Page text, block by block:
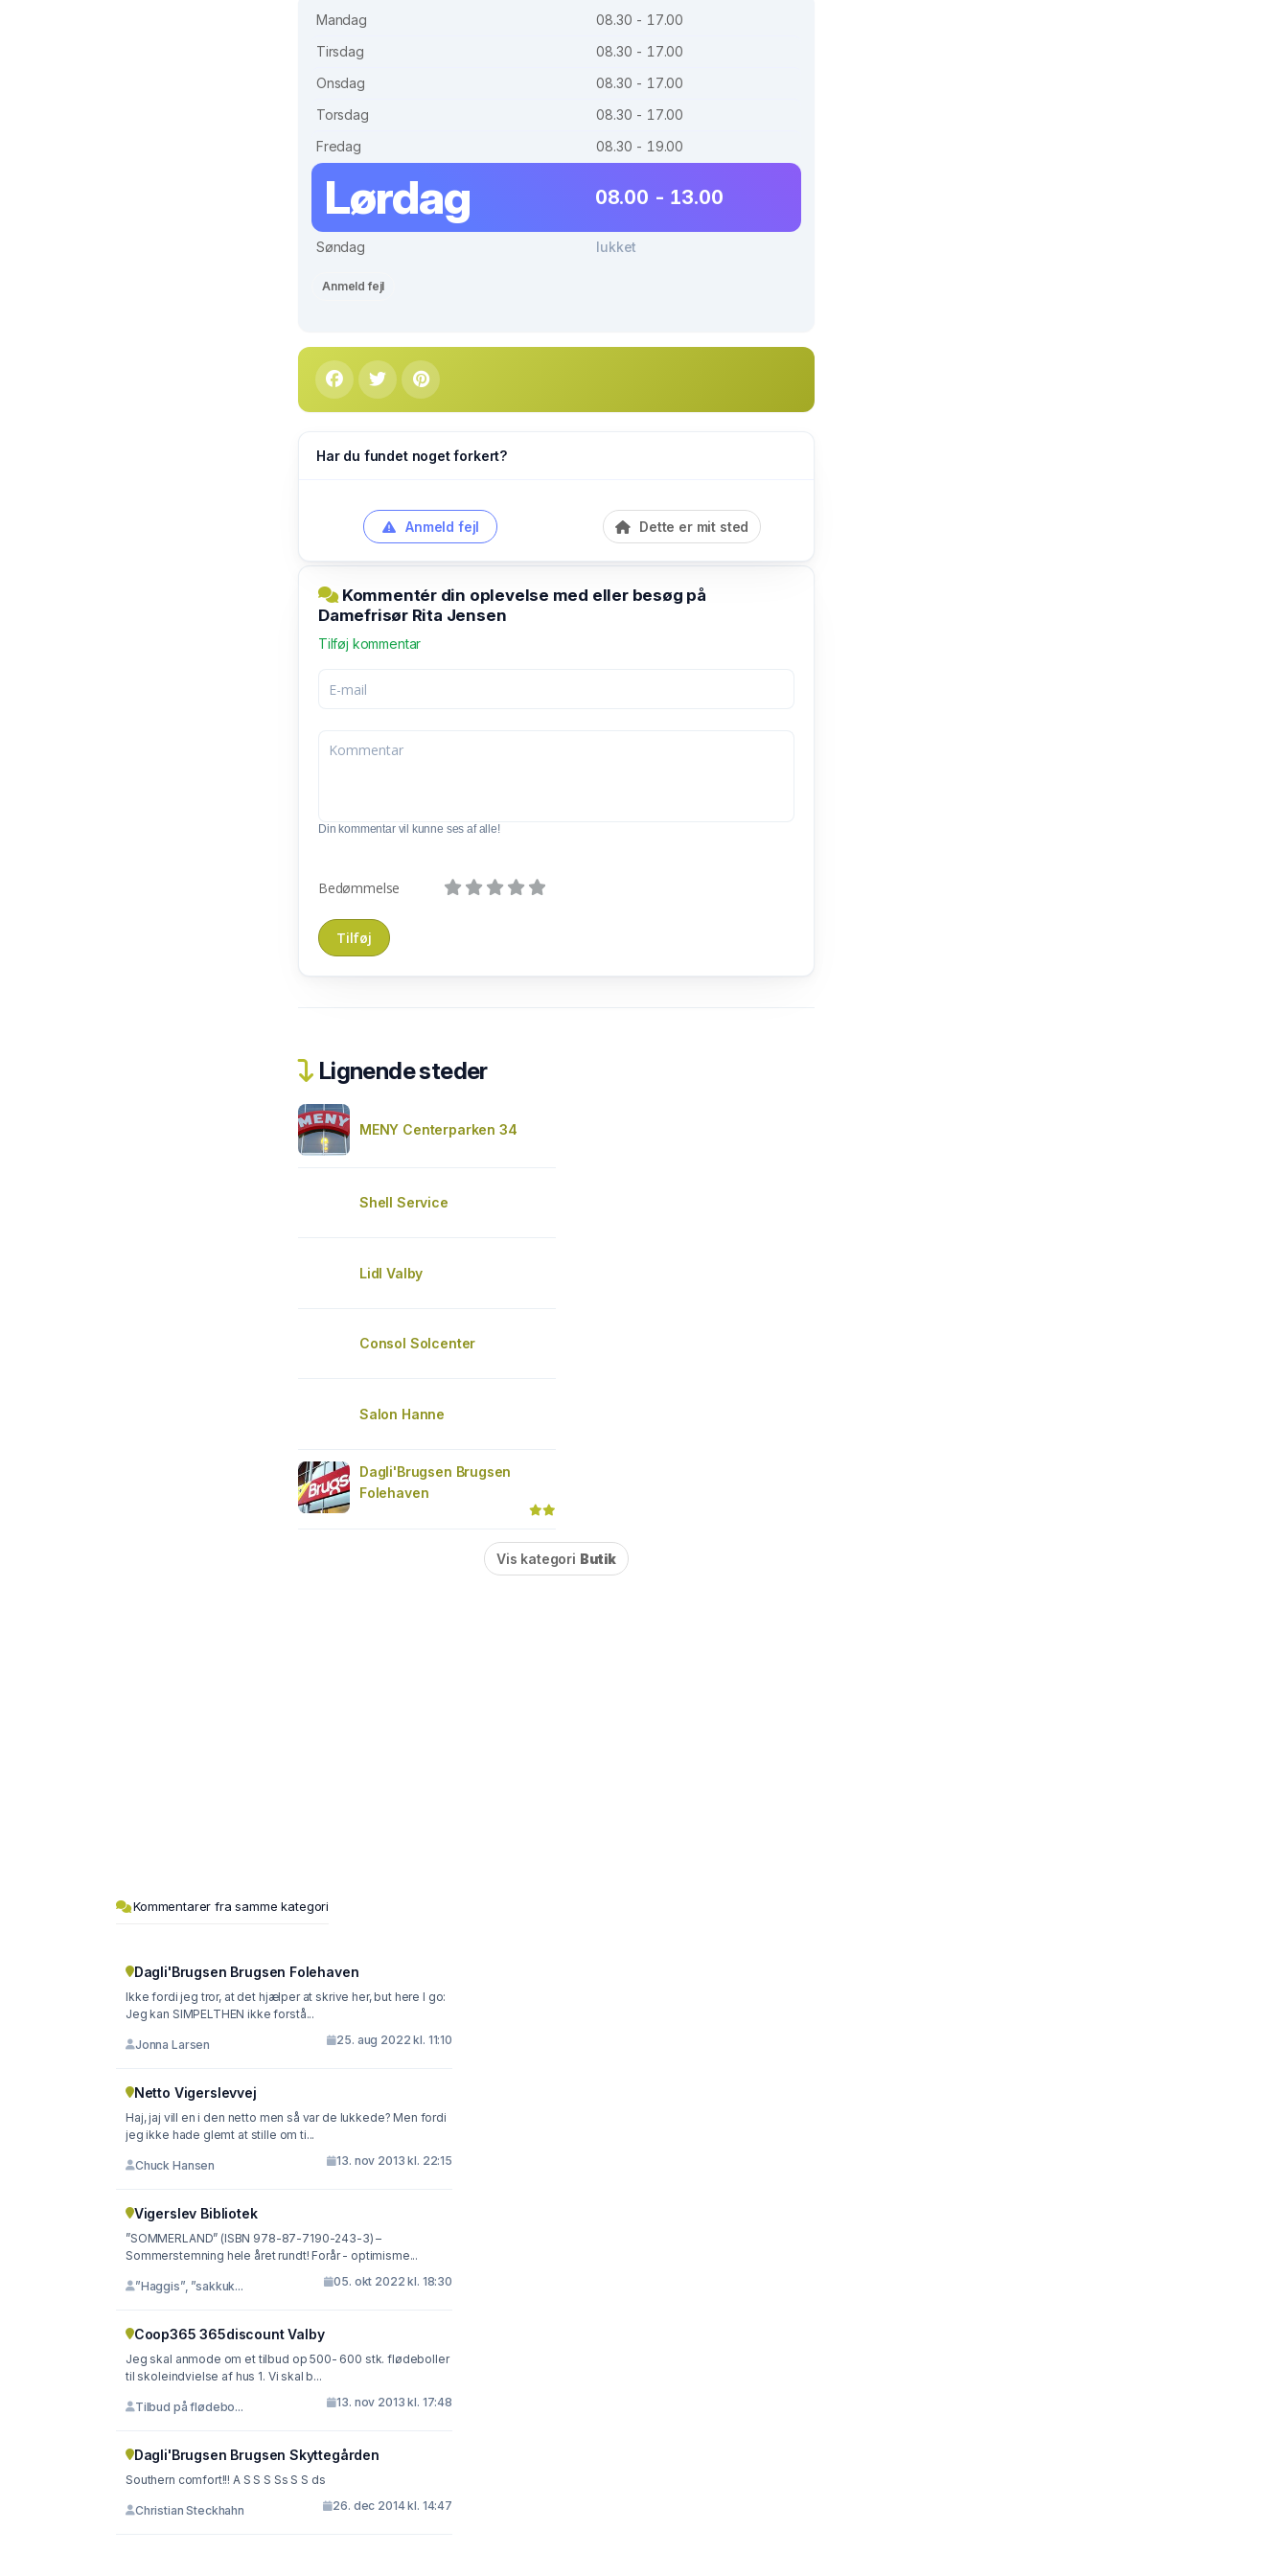
Mandag
08.30 - 17.00
Tirsdag
08.30 - 17.00
Onsdag
08.30 - 17.00
Torsdag
08.30 - 17.00
Fredag
08.30 - 19.00
Lørdag 08.00 - 13.00
Søndag lukket
Anmeld fejl
Har du fundet noget forkert?
Anmeld fejl Dette er mit sted
Kommentér din oplevelse med eller besøg på
Damefrisør Rita Jensen
Tilføj kommentar
Din kommentar vil kunne ses af alle!
Bedømmelse
Lignende steder
MENY Centerparken 34
Shell Service
Lidl Valby
Consol Solcenter
Salon Hanne
Dagli'Brugsen Brugsen
Folehaven
Vis kategori Butik
Kommentarer fra samme kategori
Dagli'Brugsen Brugsen Folehaven
Ikke fordi jeg tror, at det hjælper at skrive her, but here I go:
Jeg kan SIMPELTHEN ikke forstå...
Jonna Larsen 25. aug 2022 kl. 11:10
Netto Vigerslevvej
Haj, jaj vill en i den netto men så var de lukkede? Men fordi
jeg ikke hade glemt at stille om ti...
Chuck Hansen 13. nov 2013 kl. 22:15
Vigerslev Bibliotek
”SOMMERLAND” (ISBN 978-87-7190-243-3) –
Sommerstemning hele året rundt! Forår - optimisme...
”Haggis”, ”sakkuk... 05. okt 2022 kl. 18:30
Coop365 365discount Valby
Jeg skal anmode om et tilbud op 500- 600 stk. flødeboller
til skoleindvielse af hus 1. Vi skal b...
Tilbud på flødebo... 13. nov 2013 kl. 17:48
Dagli'Brugsen Brugsen Skyttegården
Southern comfort!!! A S S S Ss S S ds
Christian Steckhahn 26. dec 2014 kl. 14:47